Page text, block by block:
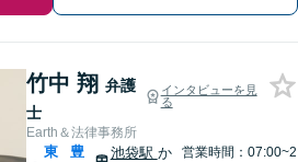
竹中 翔 弁護
士
インタビューを見
る
Earth＆法律事務所
東
豊
池袋駅 か
営業時間：07:00~2